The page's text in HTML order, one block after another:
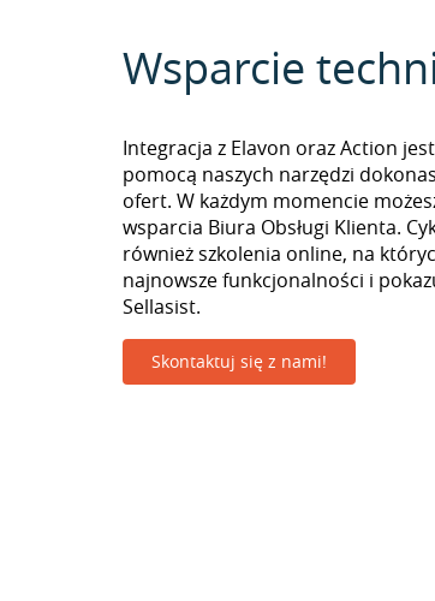
Wsparcie
Integracja z Elavon oraz Action
pomocą naszych narzędzi
ofert. W każdym momencie
wsparcia Biura Obsługi Klienta.
również szkolenia online, na
najnowsze funkcjonalności i
Sellasist.
Skontaktuj się z nami!